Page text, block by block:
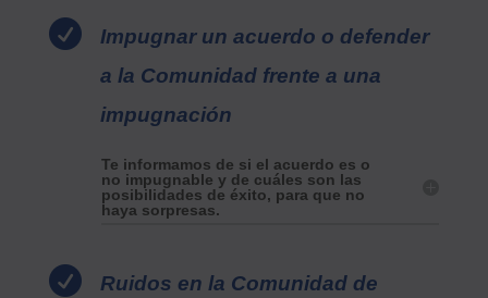

Impugnar un acuerdo o defender
a la Comunidad frente a una
impugnación
Te informamos de si el acuerdo es o
no impugnable y de cuáles son las
posibilidades de éxito, para que no
haya sorpresas.

Ruidos en la Comunidad de